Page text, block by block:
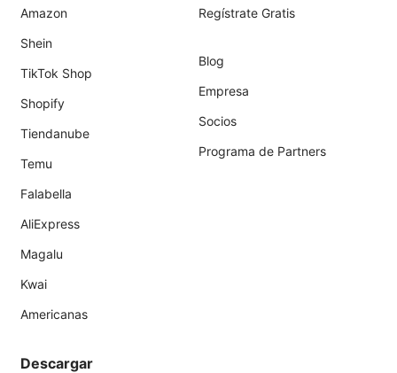
Amazon
Shein
TikTok Shop
Shopify
Tiendanube
Temu
Falabella
AliExpress
Magalu
Kwai
Americanas
Regístrate Gratis
Blog
Empresa
Socios
Programa de Partners
Descargar